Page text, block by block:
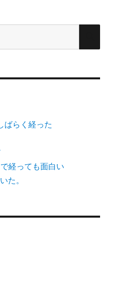
索
ばらく経った
経っても面白い
た。